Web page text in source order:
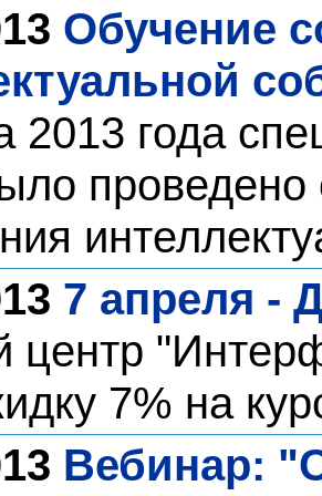
Обучение
2013 года
проведено
7 апреля -
центр
7% на
Вебинар: